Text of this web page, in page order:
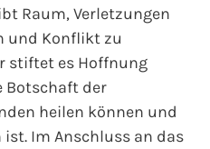
Raum, Verletzungen
und Konflikt zu
stiftet es Hoffnung
Botschaft der
heilen können und
Im Anschluss an das